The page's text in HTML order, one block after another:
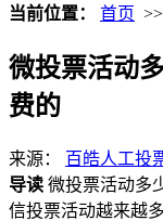
当前位置： 首页 >>
微投票活动
费的
来源： 百皓人工投
导读 微投票活动多
信投票活动越来越